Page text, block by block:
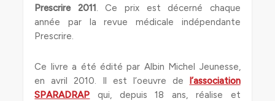
Prescrire 2011. Ce prix est décerné chaque
année par la revue médicale indépendante
Prescrire.
Ce livre a été édité par Albin Michel Jeunesse,
en avril 2010. Il est l’oeuvre de l’association
SPARADRAP qui, depuis 18 ans, réalise et